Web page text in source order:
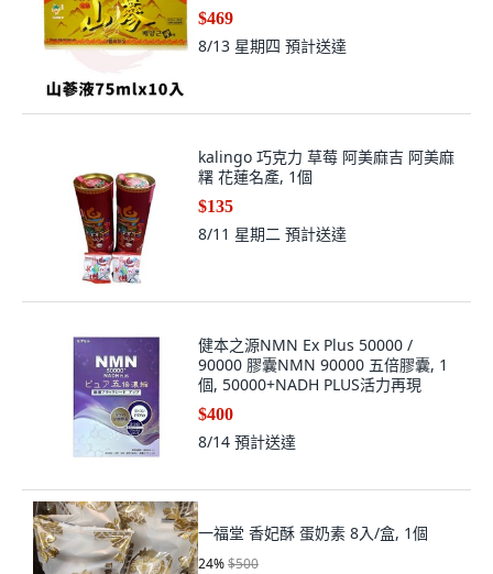
$469
8/13 星期四 預計送達
kalingo 巧克力 草莓 阿美麻吉 阿美麻
糬 花蓮名產, 1個
$135
8/11 星期二 預計送達
健本之源NMN Ex Plus 50000 /
90000 膠囊NMN 90000 五倍膠囊, 1
個, 50000+NADH PLUS活力再現
$400
8/14 預計送達
一福堂 香妃酥 蛋奶素 8入/盒, 1個
24%$500